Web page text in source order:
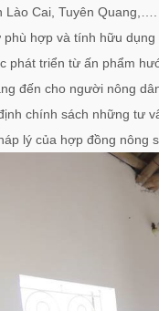
Lào Cai, Tuyên
phù hợp và tính hữu dụng
phát triển từ ấn phẩm
đến cho người nông
chính sách những tư
lý của hợp đồng nông